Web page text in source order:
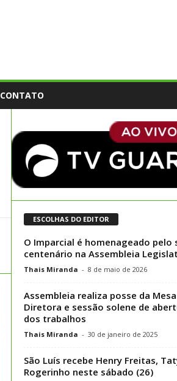
CONTATO
ESCOLHAS DO EDITOR
O Imparcial é homenageado pelo
centenário na Assembleia
Thais Miranda - 8 de maio de 2026
Assembleia realiza posse da Mesa
Diretora e sessão solene de
dos trabalhos
Thais Miranda - 30 de janeiro de 2025
São Luís recebe Henry Freitas,
Rogerinho neste sábado (26)